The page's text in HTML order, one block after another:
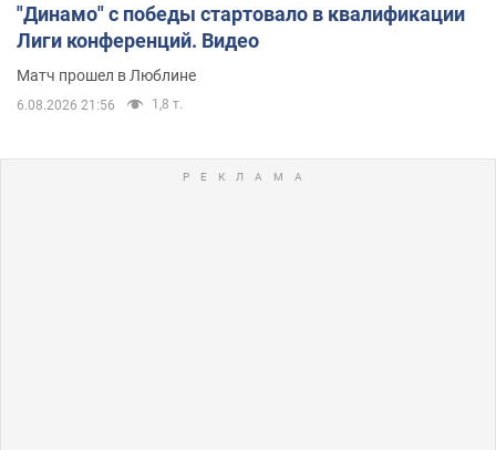
"Динамо" с победы стартовало в квалификации
Лиги конференций. Видео
Матч прошел в Люблине
6.08.2026 21:56 1,8 т.